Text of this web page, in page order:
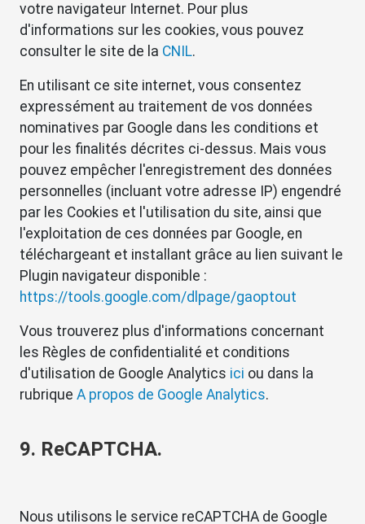
votre navigateur Internet. Pour plus
d'informations sur les cookies, vous pouvez
consulter le site de la CNIL.
En utilisant ce site internet, vous consentez
expressément au traitement de vos données
nominatives par Google dans les conditions et
pour les finalités décrites ci-dessus. Mais vous
pouvez empêcher l'enregistrement des données
personnelles (incluant votre adresse IP) engendré
par les Cookies et l'utilisation du site, ainsi que
l'exploitation de ces données par Google, en
téléchargeant et installant grâce au lien suivant le
Plugin navigateur disponible :
https://tools.google.com/dlpage/gaoptout
Vous trouverez plus d'informations concernant
les Règles de confidentialité et conditions
d'utilisation de Google Analytics ici ou dans la
rubrique A propos de Google Analytics.
9. ReCAPTCHA.
Nous utilisons le service reCAPTCHA de Google